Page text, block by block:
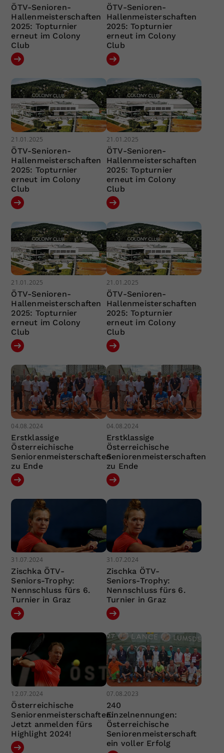
ÖTV-Senioren-
Hallenmeisterschaften
2025: Topturnier
erneut im Colony
Club
ÖTV-Senioren-
Hallenmeisterschaften
2025: Topturnier
erneut im Colony
Club
21.01.2025
ÖTV-Senioren-
Hallenmeisterschaften
2025: Topturnier
erneut im Colony
Club
21.01.2025
ÖTV-Senioren-
Hallenmeisterschaften
2025: Topturnier
erneut im Colony
Club
21.01.2025
ÖTV-Senioren-
Hallenmeisterschaften
2025: Topturnier
erneut im Colony
Club
21.01.2025
ÖTV-Senioren-
Hallenmeisterschaften
2025: Topturnier
erneut im Colony
Club
04.08.2024
Erstklassige
Österreichische
Seniorenmeisterschaften
zu Ende
04.08.2024
Erstklassige
Österreichische
Seniorenmeisterschaften
zu Ende
31.07.2024
Zischka ÖTV-
Seniors-Trophy:
Nennschluss fürs 6.
Turnier in Graz
31.07.2024
Zischka ÖTV-
Seniors-Trophy:
Nennschluss fürs 6.
Turnier in Graz
12.07.2024
Österreichische
Seniorenmeisterschaften:
Jetzt anmelden fürs
Highlight 2024!
07.08.2023
240
Einzelnennungen:
Österreichische
Seniorenmeisterschaft
ein voller Erfolg